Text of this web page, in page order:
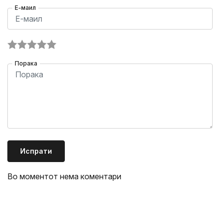
Е-маил
Порака
Испрати
Во моментот нема коментари